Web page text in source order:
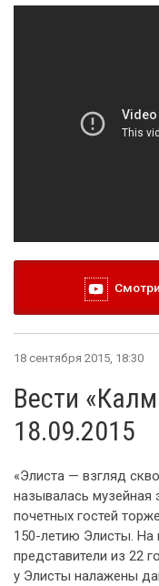
18 сентября 2015, 18:30
Вести
18.09.2015
«Элиста — взгляд
называлась музейная
почетных гостей
150-летию Элисты. На
представители из 22
у Элисты налажены